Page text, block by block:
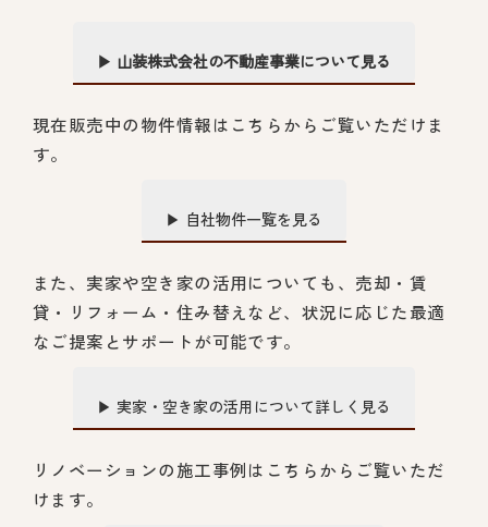
▶ 山装株式会社の不動産事業について見る
現在販売中の物件情報はこちらからご覧いただけま
す。
▶ 自社物件一覧を見る
また、実家や空き家の活用についても、売却・賃
貸・リフォーム・住み替えなど、状況に応じた最適
なご提案とサポートが可能です。
▶ 実家・空き家の活用について詳しく見る
リノベーションの施工事例はこちらからご覧いただ
けます。